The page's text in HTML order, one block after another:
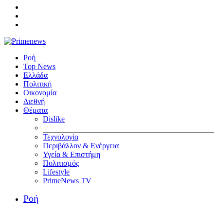
Ροή
Top News
Ελλάδα
Πολιτική
Οικονομία
Διεθνή
Θέματα
Dislike
Τεχνολογία
Περιβάλλον & Ενέργεια
Υγεία & Επιστήμη
Πολιτισμός
Lifestyle
PrimeNews TV
Ροή